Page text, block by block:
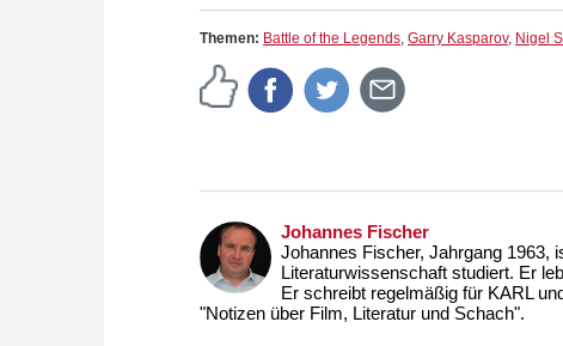
Themen: Battle of the Legends Garry Kasparov, Nigel
Johannes Fischer
Johannes Fischer, Jahrgang 1963,
Literaturwissenschaft studiert. Er
Er schreibt regelmäßig für KARL
"Notizen über Film, Literatur und Schach".